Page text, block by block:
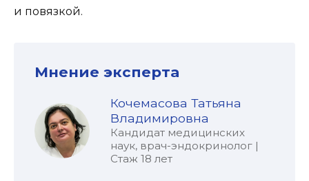
и повязкой.
Мнение эксперта
Кочемасова Татьяна
Владимировна
Кандидат медицинских
наук, врач-эндокринолог |
Стаж 18 лет